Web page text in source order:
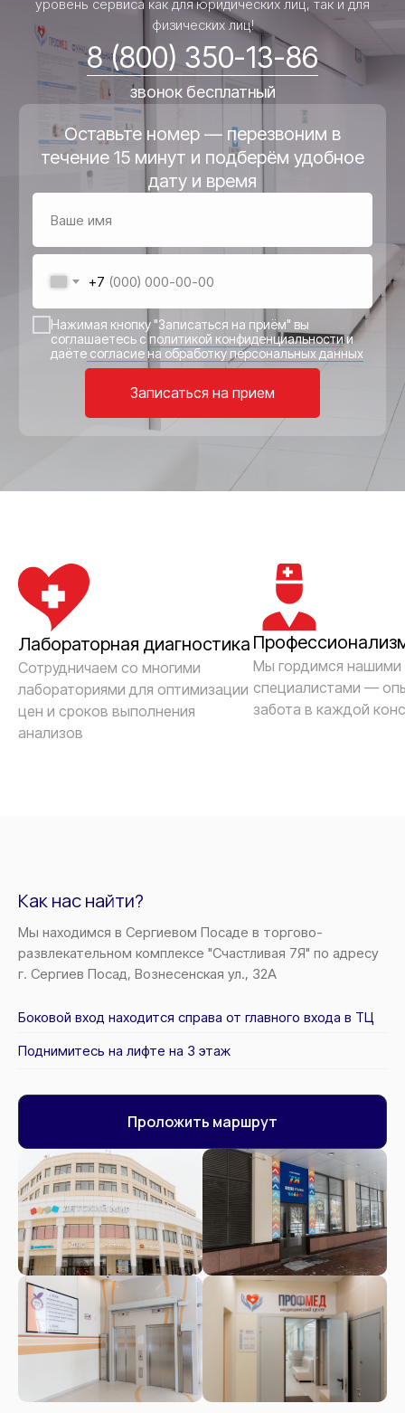
уровень сервиса как для юридических лиц, так и для
физических лиц!
8 (800) 350-13-86
звонок бесплатный
Оставьте номер — перезвоним в
течение 15 минут и подберём удобное
дату и время
+7
Нажимая кнопку "Записаться на приём" вы
соглашаетесь с политикой конфиденциальностии
даёте согласие на обработку персональных данных
Записаться на прием
Лабораторная диагностика
Сотрудничаем со многими
лабораториями для оптимизации
цен и сроков выполнения
анализов
Мы гордимся нашими
специалистами —
забота в каждой
Как нас найти?
Мы находимся в Сергиевом Посаде в торгово-
развлекательном комплексе "Счастливая 7Я" по адресу
г. Сергиев Посад, Вознесенская ул., 32А
Боковой вход находится справа от главного входа в ТЦ
Поднимитесь на лифте на 3 этаж
Проложить маршрут